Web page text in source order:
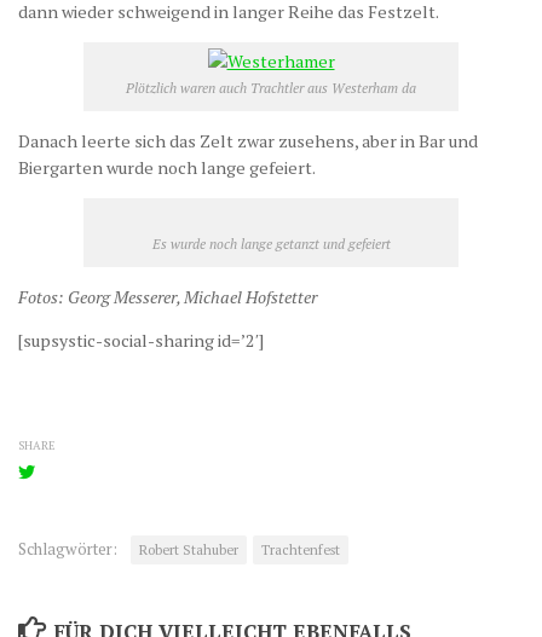
dann wieder schweigend in langer Reihe das Festzelt.
Plötzlich waren auch Trachtler aus Westerham da
Danach leerte sich das Zelt zwar zusehens, aber in Bar und
Biergarten wurde noch lange gefeiert.
Es wurde noch lange getanzt und gefeiert
Fotos: Georg Messerer, Michael Hofstetter
[supsystic-social-sharing id=’2′]
SHARE
Schlagwörter: Robert Stahuber Trachtenfest
FÜR DICH VIELLEICHT EBENFALLS